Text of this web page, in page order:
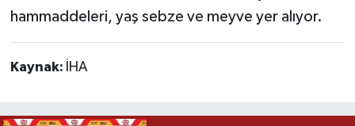
hammaddeleri, yaş sebze ve meyve yer alıyor.
Kaynak: İHA